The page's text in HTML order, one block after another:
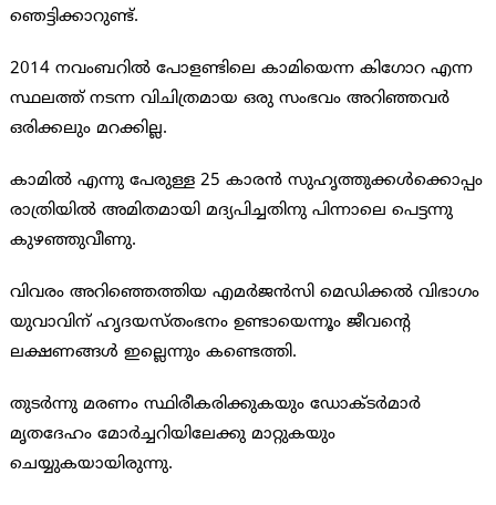
ഞെട്ടിക്കാറുണ്ട്.
2014 നവംബറില്‍ പോളണ്ടിലെ കാമിയെന്ന കിഗോറ എന്ന
സ്ഥലത്ത് നടന്ന വിചിത്രമായ ഒരു സംഭവം അറിഞ്ഞവര്‍
ഒരിക്കലും മറക്കില്ല.
കാമില്‍ എന്നു പേരുള്ള 25 കാരന്‍ സുഹൃത്തുക്കള്‍ക്കൊപ്പം
രാത്രിയില്‍ അമിതമായി മദ്യപിച്ചതിനു പിന്നാലെ പെട്ടന്നു
കുഴഞ്ഞുവീണു.
വിവരം അറിഞ്ഞെത്തിയ എമര്‍ജന്‍സി മെഡിക്കല്‍ വിഭാഗം
യുവാവിന് ഹൃദയസ്തംഭനം ഉണ്ടായെന്നൂം ജീവന്റെ
ലക്ഷണങ്ങള്‍ ഇല്ലെന്നും കണ്ടെത്തി.
തുടര്‍ന്നു മരണം സ്ഥിരീകരിക്കുകയും ഡോക്ടര്‍മാര്‍
മൃതദേഹം മോര്‍ച്ചറിയിലേക്കു മാറ്റുകയും
ചെയ്യുകയായിരുന്നു.